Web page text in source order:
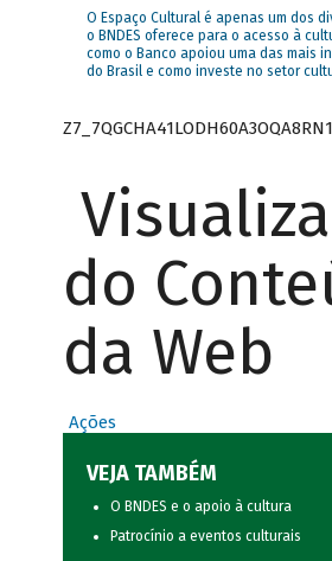
O Espaço Cultural é apenas um dos
o BNDES oferece para o acesso à
como o Banco apoiou uma das mais
do Brasil e como investe no setor
do
da Web
Ações
VEJA TAMBÉM
O BNDES e o apoio à cultura
Patrocínio a eventos culturais